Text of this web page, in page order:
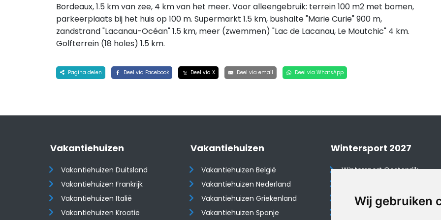
Wij gebruiken
Bordeaux, 1.5 km van zee, 4 km van het meer. Voor alleengebruik: terrein 100 m2 met bomen,
parkeerplaats bij het huis op 100 m. Supermarkt 1.5 km, bushalte "Marie Curie" 900 m,
zandstrand "Lacanau-Océan" 1.5 km, meer (zwemmen) "Lac de Lacanau, Le Moutchic" 4 km.
Golfterrein (18 holes) 1.5 km.
Pagina delen Deel via Facebook Deel via X Deel via email Deel via WhatsApp
Vakantiehuizen
Vakantiehuizen Duitsland
Vakantiehuizen Frankrijk
Vakantiehuizen Italië
Vakantiehuizen Kroatië
Vakantiehuizen
Vakantiehuizen België
Vakantiehuizen Nederland
Vakantiehuizen Griekenland
Vakantiehuizen Spanje
Wintersport 2027
Wintersport Oostenrijk
Wintersport Tsjechië